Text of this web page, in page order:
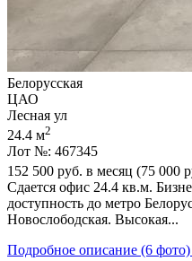
Белорусская
ЦАО
Лесная ул
24.4 м2
Лот №: 467345
152 500 руб. в месяц (75 000
Сдается офис 24.4 кв.м.
доступность до метро
Новослободская. Высокая...
Подробное описание (6